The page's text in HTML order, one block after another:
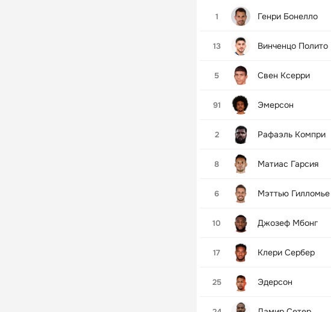
1 Генри Бонелло
13 Винченцо Полито
5 Свен Ксерри
91 Эмерсон
2 Рафаэль Компри
8 Матиас Гарсия
6 Мэттью Гилломье
10 Джозеф Мбонг
17 Клери Сербер
25 Эдерсон